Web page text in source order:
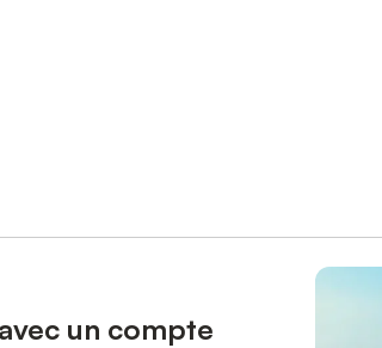
un compte